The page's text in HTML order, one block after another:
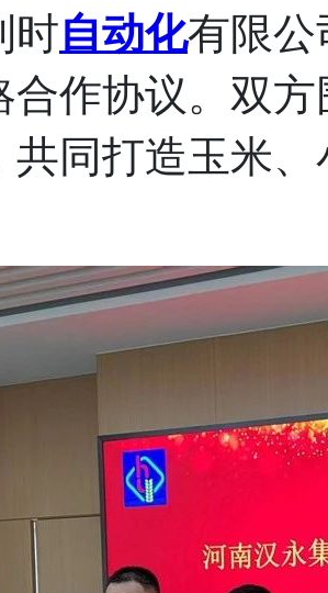
时自动化有限
合作协议。双
共同打造玉米